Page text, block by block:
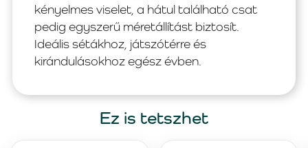
kényelmes viselet, a hátul található csat
pedig egyszerű méretállítást biztosít.
Ideális sétákhoz, játszótérre és
kirándulásokhoz egész évben.
Ez is tetszhet